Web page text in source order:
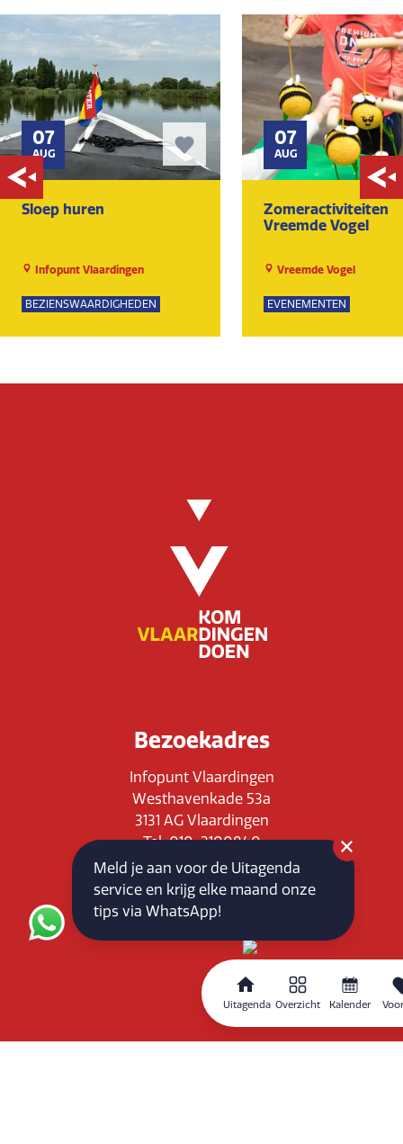
Uitagenda Overzicht Kalender
07
AUG
Sloep huren
Infopunt Vlaardingen
BEZIENSWAARDIGHEDEN
07
AUG
Zomeractiviteiten
Vreemde Vogel
Vreemde Vogel
EVENEMENTEN
Bezoekadres
Infopunt Vlaardingen
Westhavenkade 53a
3131 AG Vlaardingen
Tel: 010-3100840
E-mail: info@vlaardingenpartners.nl
KvK: 71555544
BTW : NL858760939B01
Routeplanner
Meld je aan voor de Uitagenda
service en krijg elke maand onze
tips via WhatsApp!